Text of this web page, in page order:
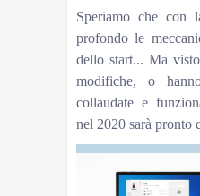
Speriamo che con
profondo le
dello start... Ma
modifiche, o
collaudate e
nel 2020 sarà pronto